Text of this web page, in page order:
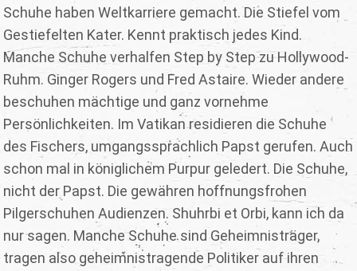
Schuhe haben Weltkarriere gemacht. Die Stiefel vom
Gestiefelten Kater. Kennt praktisch jedes Kind.
Manche Schuhe verhalfen Step by Step zu Hollywood-
Ruhm. Ginger Rogers und Fred Astaire. Wieder andere
beschuhen mächtige und ganz vornehme
Persönlichkeiten. Im Vatikan residieren die Schuhe
des Fischers, umgangssprachlich Papst gerufen. Auch
schon mal in königlichem Purpur geledert. Die Schuhe,
nicht der Papst. Die gewähren hoffnungsfrohen
Pilgerschuhen Audienzen. Shuhrbi et Orbi, kann ich da
nur sagen. Manche Schuhe sind Geheimnisträger,
tragen also geheimnistragende Politiker auf ihren